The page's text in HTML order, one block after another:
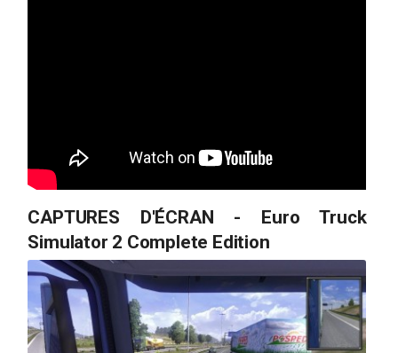
CAPTURES D'ÉCRAN - Euro Truck
Simulator 2 Complete Edition